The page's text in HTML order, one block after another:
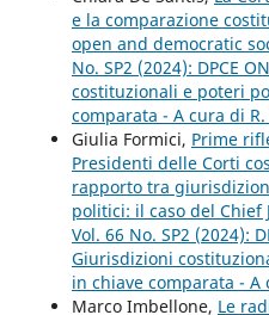
e la comparazione
open and democratic
No. SP2 (2024): DPCE
costituzionali e poteri
comparata - A cura di R.
Giulia Formici, Prime
Presidenti delle Corti
rapporto tra
politici: il caso del Chief
Vol. 66 No. SP2 (2024):
Giurisdizioni
in chiave comparata - A
Marco Imbellone, Le